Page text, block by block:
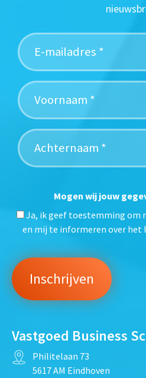
Mogen wij jouw
Ja, ik geef toestemming om
en mij te informeren over het
Vastgoed Business
Philitelaan 73
5617 AM Eindhoven